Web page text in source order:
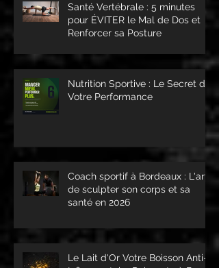
Santé Vertébrale : 5 minutes
pour ÉVITER le Mal de Dos et
Renforcer sa Posture
Nutrition Sportive : Le Secret de
Votre Performance
Coach sportif à Bordeaux : L'art
de sculpter son corps et sa
santé en 2026
Le Lait d'Or Votre Boisson Anti-